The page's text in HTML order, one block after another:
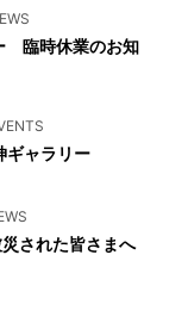
臨時休業のお知
ャラリー
された皆さまへ